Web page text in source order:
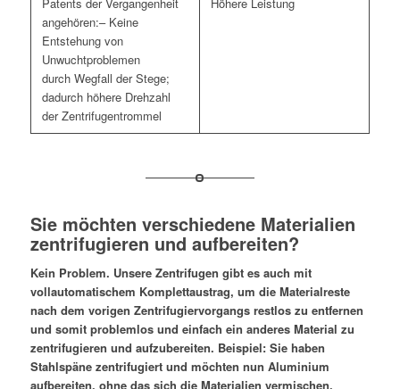
– Keine
Entstehung von
Unwuchtproblemen
durch Wegfall der Stege;
dadurch höhere Drehzahl
der Zentrifugentrommel
Höhere Leistung
Sie möchten verschiedene Materialien
zentrifugieren und aufbereiten?
Kein Problem. Unsere Zentrifugen gibt es auch mit
vollautomatischem Komplettaustrag, um die Materialreste
nach dem vorigen Zentrifugiervorgangs restlos zu entfernen
und somit problemlos und einfach ein anderes Material zu
zentrifugieren und aufzubereiten. Beispiel: Sie haben
Stahlspäne zentrifugiert und möchten nun Aluminium
aufbereiten, ohne das sich die Materialien vermischen.